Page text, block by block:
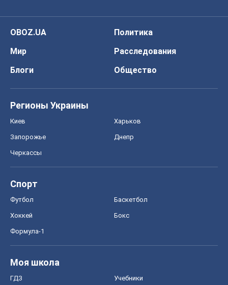
OBOZ.UA
Политика
Мир
Расследования
Блоги
Общество
Регионы Украины
Киев Харьков
Запорожье Днепр
Черкассы
Спорт
Футбол Баскетбол
Хоккей Бокс
Формула-1
Моя школа
ГДЗ Учебники